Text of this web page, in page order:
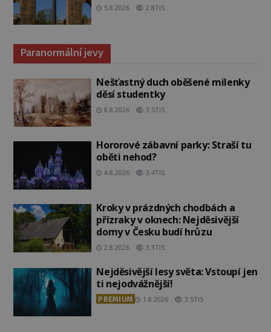
5.8.2026 2.8TIS
Paranormální jevy
Nešťastný duch oběšené milenky
děsí studentky
8.8.2026 3.5TIS
Hororové zábavní parky: Straší tu
oběti nehod?
4.8.2026 3.4TIS
Kroky v prázdných chodbách a
přízraky v oknech: Nejděsivější
domy v Česku budí hrůzu
2.8.2026 3.3TIS
Nejděsivější lesy světa: Vstoupí jen
ti nejodvážnější!
PREMIUM 1.8.2026 3.5TIS